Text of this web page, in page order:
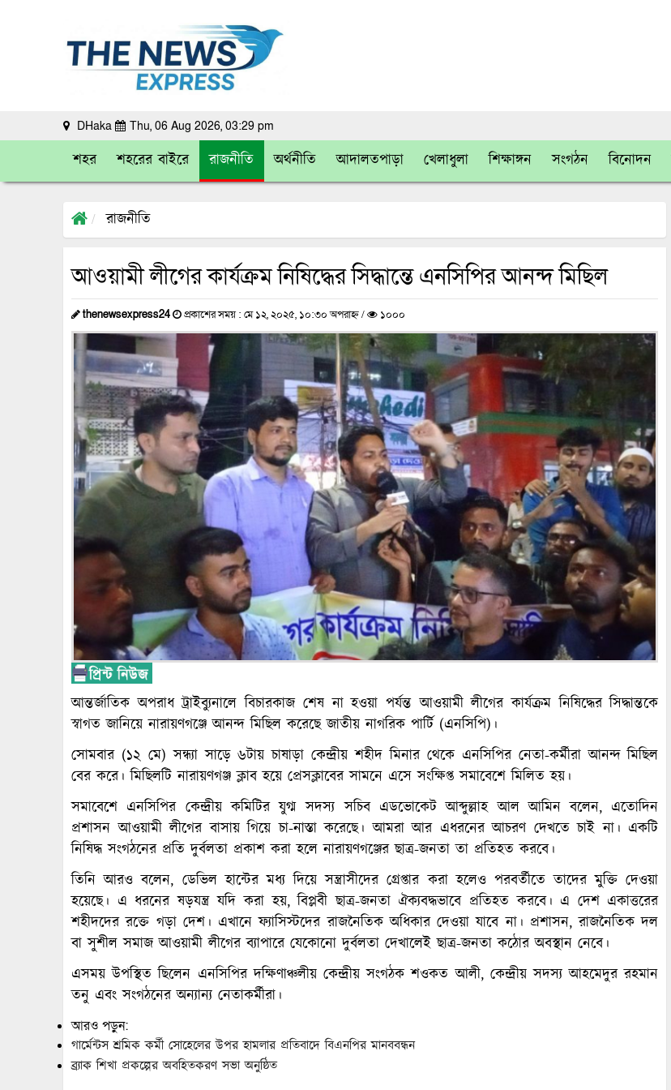
DHaka Thu, 06 Aug 2026, 03:29 pm
শহর শহরের বাইরে রাজনীতি অর্থনীতি আদালতপাড়া খেলাধুলা শিক্ষাঙ্গন সংগঠন বিনোদন
রাজনীতি
আওয়ামী লীগের কার্যক্রম নিষিদ্ধের সিদ্ধান্তে এনসিপির আনন্দ মিছিল
thenewsexpress24 প্রকাশের সময় : মে ১২, ২০২৫, ১০:৩০ অপরাহ্ন / ১০০০
আন্তর্জাতিক অপরাধ ট্রাইব্যুনালে বিচারকাজ শেষ না হওয়া পর্যন্ত আওয়ামী লীগের কার্যক্রম নিষিদ্ধের সিদ্ধান্তকে
স্বাগত জানিয়ে নারায়ণগঞ্জে আনন্দ মিছিল করেছে জাতীয় নাগরিক পার্টি (এনসিপি)।
সোমবার (১২ মে) সন্ধ্যা সাড়ে ৬টায় চাষাড়া কেন্দ্রীয় শহীদ মিনার থেকে এনসিপির নেতা-কর্মীরা আনন্দ মিছিল
বের করে। মিছিলটি নারায়ণগঞ্জ ক্লাব হয়ে প্রেসক্লাবের সামনে এসে সংক্ষিপ্ত সমাবেশে মিলিত হয়।
সমাবেশে এনসিপির কেন্দ্রীয় কমিটির যুগ্ম সদস্য সচিব এডভোকেট আব্দুল্লাহ আল আমিন বলেন, এতোদিন
প্রশাসন আওয়ামী লীগের বাসায় গিয়ে চা-নাস্তা করেছে। আমরা আর এধরনের আচরণ দেখতে চাই না। একটি
নিষিদ্ধ সংগঠনের প্রতি দুর্বলতা প্রকাশ করা হলে নারায়ণগঞ্জের ছাত্র-জনতা তা প্রতিহত করবে।
তিনি আরও বলেন, ডেভিল হান্টের মধ্য দিয়ে সন্ত্রাসীদের গ্রেপ্তার করা হলেও পরবর্তীতে তাদের মুক্তি দেওয়া
হয়েছে। এ ধরনের ষড়যন্ত্র যদি করা হয়, বিপ্লবী ছাত্র-জনতা ঐক্যবদ্ধভাবে প্রতিহত করবে। এ দেশ একাত্তরের
শহীদদের রক্তে গড়া দেশ। এখানে ফ্যাসিস্টদের রাজনৈতিক অধিকার দেওয়া যাবে না। প্রশাসন, রাজনৈতিক দল
বা সুশীল সমাজ আওয়ামী লীগের ব্যাপারে যেকোনো দুর্বলতা দেখালেই ছাত্র-জনতা কঠোর অবস্থান নেবে।
এসময় উপস্থিত ছিলেন এনসিপির দক্ষিণাঞ্চলীয় কেন্দ্রীয় সংগঠক শওকত আলী, কেন্দ্রীয় সদস্য আহমেদুর রহমান
তনু এবং সংগঠনের অন্যান্য নেতাকর্মীরা।
আরও পড়ুন:
গার্মেন্টস শ্রমিক কর্মী সোহেলের উপর হামলার প্রতিবাদে বিএনপির মানববন্ধন
ব্র্যাক শিখা প্রকল্পের অবহিতকরণ সভা অনুষ্ঠিত